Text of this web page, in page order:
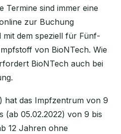
Termine sind immer eine
zur Buchung
mit dem speziell für Fünf-
von BioNTech. Wie
BioNTech auch bei
hat das Impfzentrum von 9
(ab 05.02.2022) von 9 bis
12 Jahren ohne